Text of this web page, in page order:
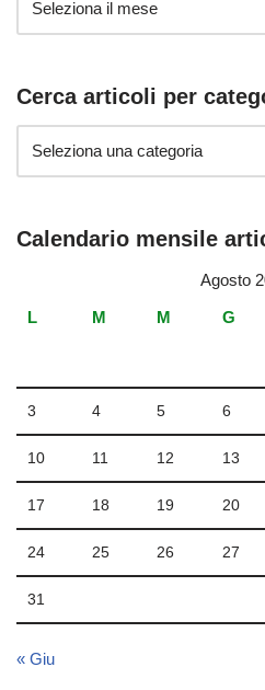
Cerca articoli per
Calendario mensile
Agosto
L
M M G
3 4 5 6
10 11 12 13
17 18 19 20
24 25 26 27
31
« Giu